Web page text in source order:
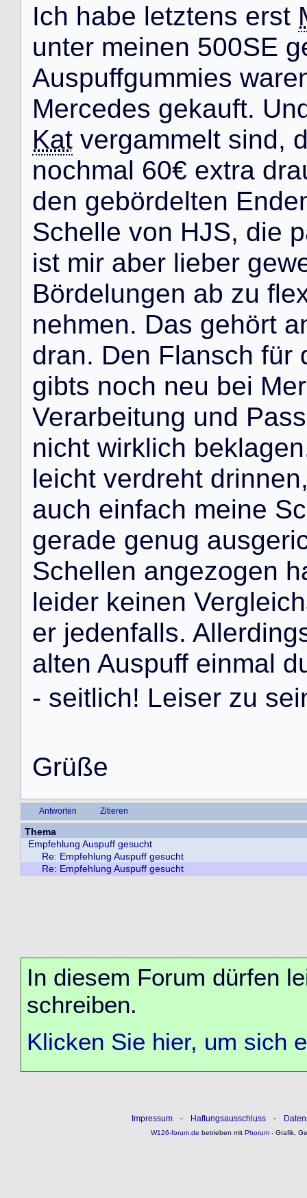
Ich habe letztens erst
unter meinen 500SE g
Auspuffgummies ware
Mercedes gekauft. Un
Kat vergammelt sind,
nochmal 60€ extra dra
den gebördelten Ende
Schelle von HJS, die p
ist mir aber lieber gew
Bördelungen ab zu fle
nehmen. Das gehört a
dran. Den Flansch für
gibts noch neu bei Mer
Verarbeitung und Pass
nicht wirklich beklagen
leicht verdreht drinnen
auch einfach meine Sc
gerade genug ausgeri
Schellen angezogen h
leider keinen Vergleich
er jedenfalls. Allerding
alten Auspuff einmal d
- seitlich! Leiser zu sei
Grüße
Antworten Zitieren
Thema
Empfehlung Auspuff gesucht
Re: Empfehlung Auspuff gesucht
Re: Empfehlung Auspuff gesucht
In diesem Forum dürfen
schreiben.
Klicken Sie hier, um sich
Impressum - Haftungsausschluss -
W126-forum.de betrieben mitPhorum- Grafik,